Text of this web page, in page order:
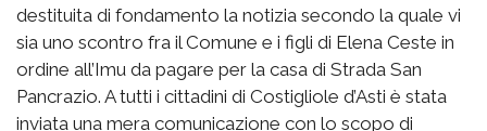
destituita di fondamento la notizia secondo la quale vi
sia uno scontro fra il Comune e i figli di Elena Ceste in
ordine all’Imu da pagare per la casa di Strada San
Pancrazio. A tutti i cittadini di Costigliole d’Asti è stata
inviata una mera comunicazione con lo scopo di